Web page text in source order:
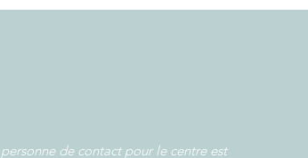
de contact pour le centre est